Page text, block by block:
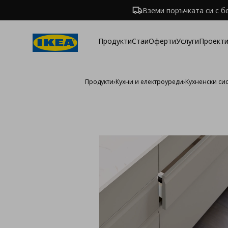
Вземи поръчката си с
ПродуктиСтаиОфертиУслуги
Продукти›Кухни и електроуреди›Кухненски